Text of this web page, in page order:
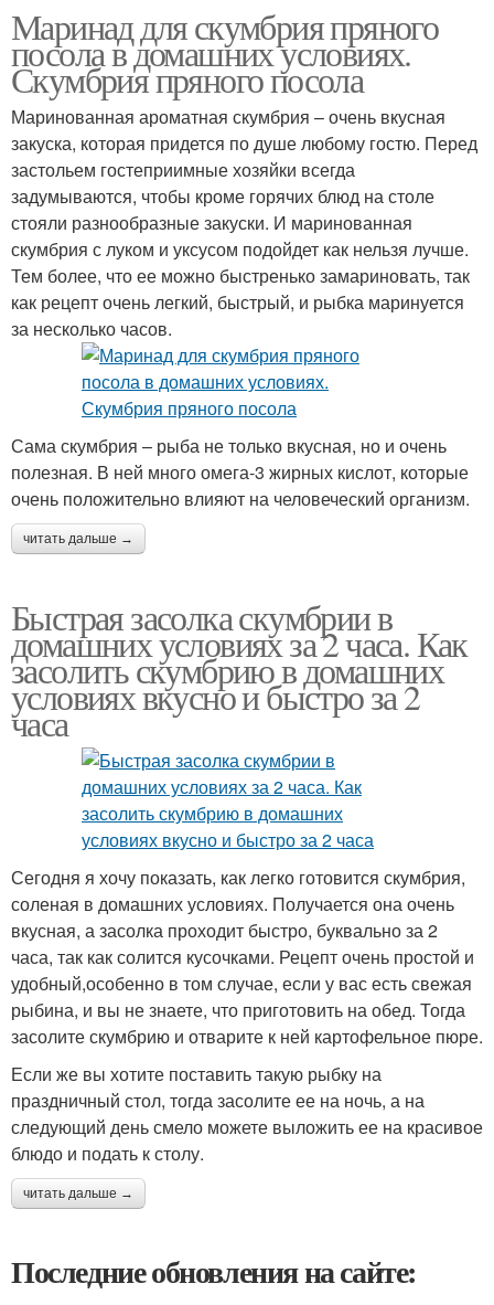
Маринад для скумбрия пряного
посола в домашних условиях.
Скумбрия пряного посола
Маринованная ароматная скумбрия – очень вкусная
закуска, которая придется по душе любому гостю. Перед
застольем гостеприимные хозяйки всегда
задумываются, чтобы кроме горячих блюд на столе
стояли разнообразные закуски. И маринованная
скумбрия с луком и уксусом подойдет как нельзя лучше.
Тем более, что ее можно быстренько замариновать, так
как рецепт очень легкий, быстрый, и рыбка маринуется
за несколько часов.
Сама скумбрия – рыба не только вкусная, но и очень
полезная. В ней много омега-3 жирных кислот, которые
очень положительно влияют на человеческий организм.
читать дальше →
Быстрая засолка скумбрии в
домашних условиях за 2 часа. Как
засолить скумбрию в домашних
условиях вкусно и быстро за 2
часа
Сегодня я хочу показать, как легко готовится скумбрия,
соленая в домашних условиях. Получается она очень
вкусная, а засолка проходит быстро, буквально за 2
часа, так как солится кусочками. Рецепт очень простой и
удобный,особенно в том случае, если у вас есть свежая
рыбина, и вы не знаете, что приготовить на обед. Тогда
засолите скумбрию и отварите к ней картофельное пюре.
Если же вы хотите поставить такую рыбку на
праздничный стол, тогда засолите ее на ночь, а на
следующий день смело можете выложить ее на красивое
блюдо и подать к столу.
читать дальше →
Последние обновления на сайте: